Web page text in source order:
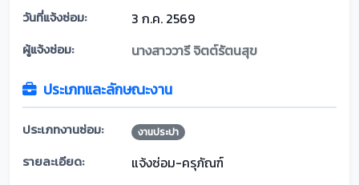
วันที่แจ้งซ่อม: 3 ก.ค. 2569
ผู้แจ้งซ่อม: นางสาววารี จิตต์รัตนสุข
ประเภทและลักษณะงาน
ประเภทงานซ่อม: งานประปา
รายละเอียด: แจ้งซ่อม-ครุภัณฑ์